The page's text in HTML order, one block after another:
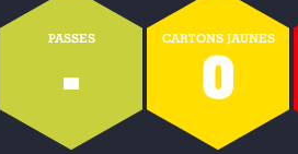
PASSES
-
CARTONS JAUNES
0